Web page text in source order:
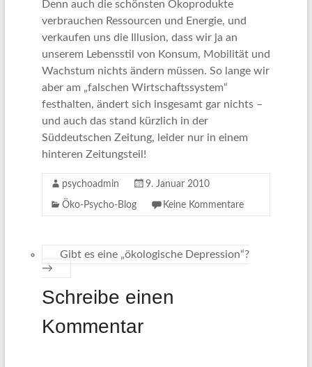
Denn auch die schönsten Ökoprodukte
verbrauchen Ressourcen und Energie, und
verkaufen uns die Illusion, dass wir ja an
unserem Lebensstil von Konsum, Mobilität und
Wachstum nichts ändern müssen. So lange wir
aber am „falschen Wirtschaftssystem“
festhalten, ändert sich insgesamt gar nichts –
und auch das stand kürzlich in der
Süddeutschen Zeitung, leider nur in einem
hinteren Zeitungsteil!
psychoadmin 9. Januar 2010
Öko-Psycho-Blog Keine Kommentare
Gibt es eine „ökologische Depression“?
→
Schreibe einen
Kommentar